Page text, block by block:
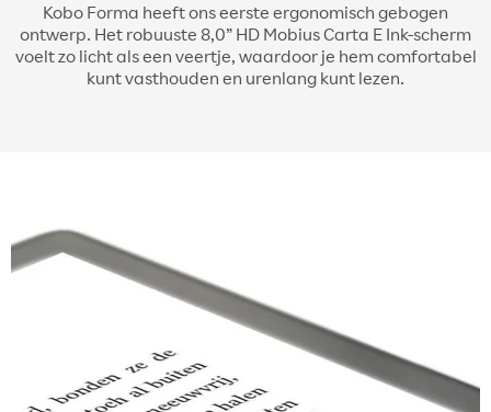
Kobo Forma heeft ons eerste ergonomisch gebogen
ontwerp. Het robuuste 8,0” HD Mobius Carta E Ink-scherm
voelt zo licht als een veertje, waardoor je hem comfortabel
kunt vasthouden en urenlang kunt lezen.